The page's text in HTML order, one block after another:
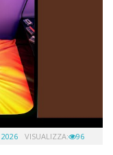
VISUALIZZA: 96